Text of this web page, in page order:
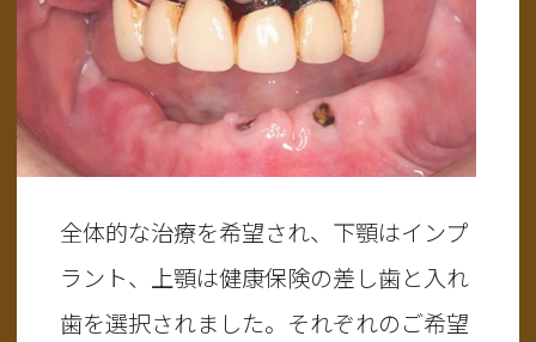
全体的な治療を希望され、下顎はインプ
ラント、上顎は健康保険の差し歯と入れ
歯を選択されました。それぞれのご希望